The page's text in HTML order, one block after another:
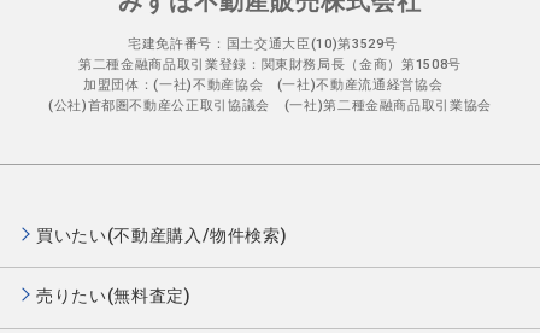
宅建免許番号：国土交通大臣(10)第3529号
第二種金融商品取引業登録：関東財務局長（金商）第1508号
加盟団体：(一社)不動産協会 (一社)不動産流通経営協会
(公社)首都圏不動産公正取引協議会 (一社)第二種金融商品取引業協会
買いたい(不動産購入/物件検索)
売りたい(無料査定)